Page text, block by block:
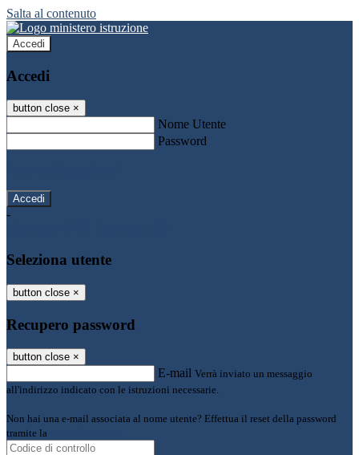
Salta al contenuto
Accedi
Accedi
button close ×
Nome Utente
Password
-
Seleziona utente
button close ×
Recupero password
button close ×
E-mail Verrà inviato un messaggio
all'indirizzo indicato con le istruzioni necessarie.
Non hai una e-mail associata al nome utente? Effettua il reset della password
tramite la